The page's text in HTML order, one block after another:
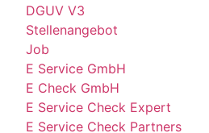
DGUV V3
Stellenangebot
Job
E Service GmbH
E Check GmbH
E Service Check Expert
E Service Check Partners